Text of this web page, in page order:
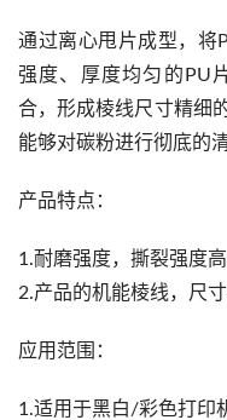
通过离心甩片成型，将
强度、厚度均匀的PU
合，形成棱线尺寸精细
能够对碳粉进行彻底的
产品特点：
1.耐磨强度，撕裂强度
2.产品的机能棱线，尺
应用范围：
1.适用于黑白/彩色打印